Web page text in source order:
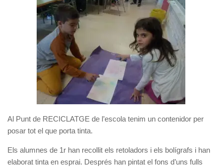
Al Punt de RECICLATGE de l’escola tenim un contenidor per
posar tot el que porta tinta.
Els alumnes de 1r han recollit els retoladors i els bolígrafs i han
elaborat tinta en esprai. Després han pintat el fons d’uns fulls